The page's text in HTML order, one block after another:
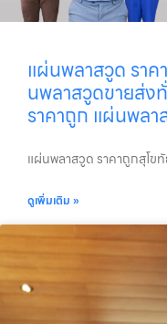
แผ่นพลาสวูด ราค
นพลาสวูดขายส่ง
ราคาถูก แผ่นพล
แผ่นพลาสวูด ราคาถูกสุโข
ดูเพิ่มเติม »